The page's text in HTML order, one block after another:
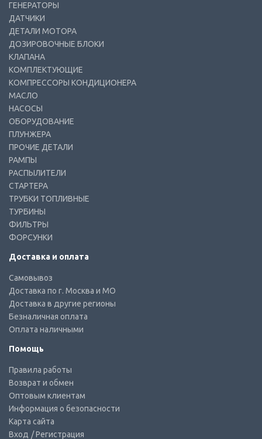
ГЕНЕРАТОРЫ
ДАТЧИКИ
ДЕТАЛИ МОТОРА
ДОЗИРОВОЧНЫЕ БЛОКИ
КЛАПАНА
КОМПЛЕКТУЮЩИЕ
КОМПРЕССОРЫ КОНДИЦИОНЕРА
МАСЛО
НАСОСЫ
ОБОРУДОВАНИЕ
ПЛУНЖЕРА
ПРОЧИЕ ДЕТАЛИ
РАМПЫ
РАСПЫЛИТЕЛИ
СТАРТЕРА
ТРУБКИ ТОПЛИВНЫЕ
ТУРБИНЫ
ФИЛЬТРЫ
ФОРСУНКИ
Доставка и оплата
Самовывоз
Доставка по г. Москва и МО
Доставка в другие регионы
Безналичная оплата
Оплата наличными
Помощь
Правила работы
Возврат и обмен
Оптовым клиентам
Информация о безопасности
Карта сайта
Вход / Регистрация